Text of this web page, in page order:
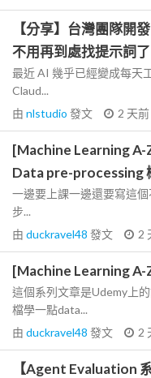
【分享】台灣團隊開
不用再到處找提示詞了
最近 AI 幾乎已經變成每天
Claud...
由 nlstudio 發文 2 天前
[Machine Learning A-
Data pre-processing
一邊要上課一邊還要寫這
步...
由 duckravel48 發文 2
[Machine Learning A-
這個系列文章是Udemy上
檔學一點data...
由 duckravel48 發文 2
【Agent Evaluation